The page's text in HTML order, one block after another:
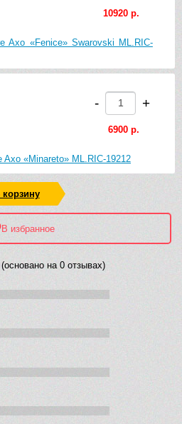
Axo «Fenice» Swarovski ML.RIC-
10920 р.
Axo «Minareto» ML.RIC-19212
- +
6900 р.
корзину
В избранное
на 0 отзывах)